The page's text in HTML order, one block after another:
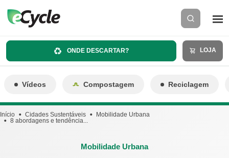
ONDE DESCARTAR? LOJA
Vídeos Compostagem Reciclagem
Início Cidades Sustentáveis
Mobilidade Urbana
8 abordagens e tendência...
Mobilidade Urbana